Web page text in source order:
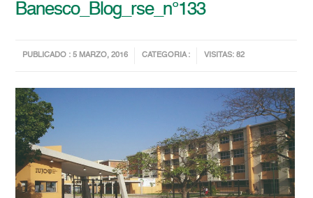
Banesco_Blog_rse_n°133
PUBLICADO : 5 MARZO, 2016 CATEGORIA : VISITAS: 82